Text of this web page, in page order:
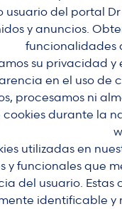
usuario del portal
y anuncios.
funcionalidades
su privacidad
en el uso de
procesamos ni
cookies durante la
utilizadas en
y funcionales que
del usuario.
identificable y